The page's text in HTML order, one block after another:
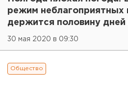
режим неблагоприятных
держится половину дней
30 мая 2020 в 09:30
Общество